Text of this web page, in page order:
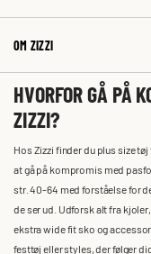
OM ZIZZI
HVORFOR GÅ PÅ
ZIZZI?
Hos Zizzi finder du plus size
at gå på kompromis med
str. 40-64 med forståelse for
de ser ud. Udforsk alt fra
ekstra wide fit sko og
festtøj eller styles, der følger